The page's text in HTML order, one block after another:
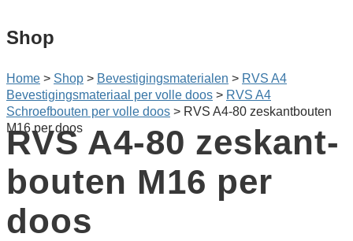
Shop
Home > Shop > Bevestigings­­materialen > RVS A4
Bevestigingsmateriaal per volle doos > RVS A4
Schroefbouten per volle doos > RVS A4-80 zeskant­bouten
M16 per doos
RVS A4-80 zeskant­
bouten M16 per
doos